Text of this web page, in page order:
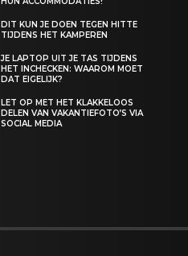
DIT KUN JE DOEN TEGEN HITTE
TIJDENS HET KAMPEREN
JE LAPTOP UIT JE TAS TIJDENS
HET INCHECKEN: WAAROM MOET
DAT EIGELIJK?
LET OP MET HET KLAKKELOOS
DELEN VAN VAKANTIEFOTO’S VIA
SOCIAL MEDIA